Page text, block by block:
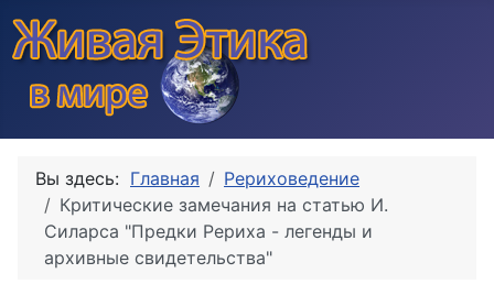
Вы здесь: Главная
Рериховедение
Критические замечания на статью И.
Силарса "Предки Рериха - легенды и
архивные свидетельства"